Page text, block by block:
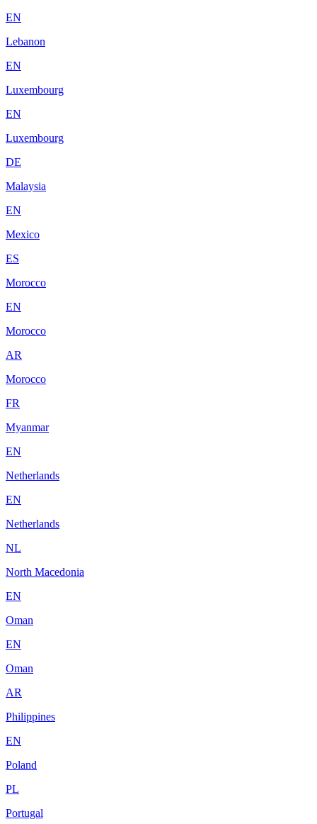
EN
Lebanon
EN
Luxembourg
EN
Luxembourg
DE
Malaysia
EN
Mexico
ES
Morocco
EN
Morocco
AR
Morocco
FR
Myanmar
EN
Netherlands
EN
Netherlands
NL
North Macedonia
EN
Oman
EN
Oman
AR
Philippines
EN
Poland
PL
Portugal